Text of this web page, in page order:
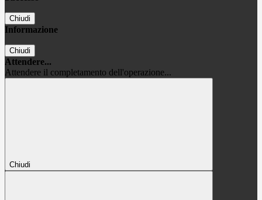
Chiudi
Informazione
Chiudi
Attendere...
Attendere il completamento dell'operazione...
Chiudi